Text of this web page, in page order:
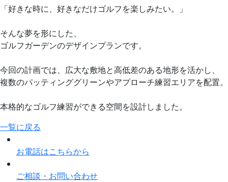
「好きな時に、好きなだけゴルフを楽しみたい。」
そんな夢を形にした、
ゴルフガーデンのデザインプランです。
今回の計画では、広大な敷地と高低差のある地形を活かし、
複数のパッティンググリーンやアプローチ練習エリアを配置。
本格的なゴルフ練習ができる空間を設計しました。
一覧に戻る
お電話はこちらから
ご相談・お問い合わせ